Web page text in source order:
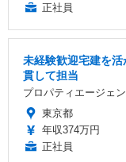
正社員
未経験歓迎宅建を
貫して担当
プロパティエージェ
東京都
年収374万円
正社員